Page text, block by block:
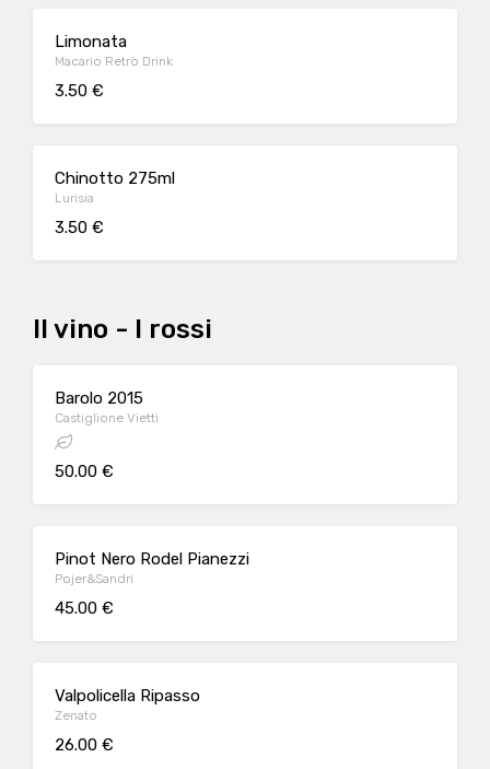
Limonata
Macario Retrò Drink
3.50 €
Chinotto 275ml
Lurisia
3.50 €
Il vino - I rossi
Barolo 2015
Castiglione Vietti
50.00 €
Pinot Nero Rodel Pianezzi
Pojer&Sandri
45.00 €
Valpolicella Ripasso
Zenato
26.00 €